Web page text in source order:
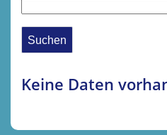
Keine Daten